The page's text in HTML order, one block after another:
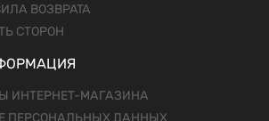
ВОЗВРАТА
СТОРОН
ИНТЕРНЕТ-МАГАЗИНА
ПЕРСОНАЛЬНЫХ ДАННЫХ